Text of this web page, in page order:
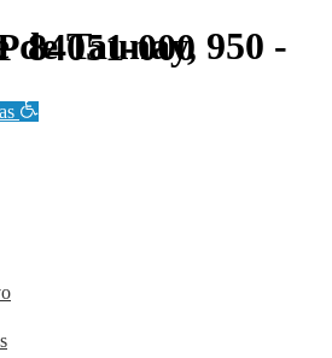
- Ronda - CEP 84051-000